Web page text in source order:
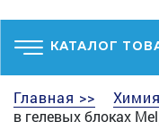
КАТАЛОГ
Главная >>
в гелевых блоках